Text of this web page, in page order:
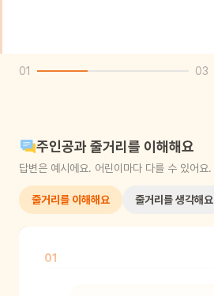
01 03
주인공과 줄거리를 이해해요
답변은 예시에요. 어린이마다 다를 수 있어요.
줄거리를 이해해요 줄거리를 생각해요
01